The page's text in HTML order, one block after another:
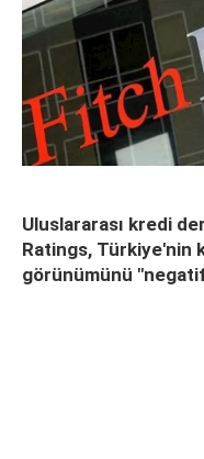
Uluslararası kredi
Ratings, Türkiye'nin
görünümünü